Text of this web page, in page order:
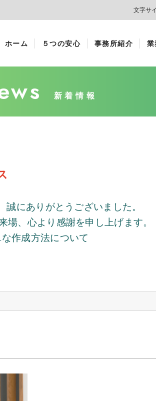
文字サ
ホーム ５つの安心 事務所紹介 業
新着情報
誠にありがとうございました。
場、心より感謝を申し上げます。
作成方法について